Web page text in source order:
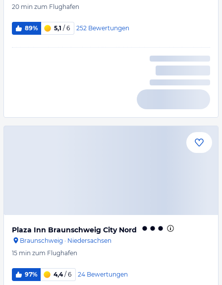
20 min zum Flughafen
89% 5,1 / 6 252 Bewertungen
Plaza Inn Braunschweig City Nord
Braunschweig · Niedersachsen
15 min zum Flughafen
97% 4,4/ 6 24 Bewertungen